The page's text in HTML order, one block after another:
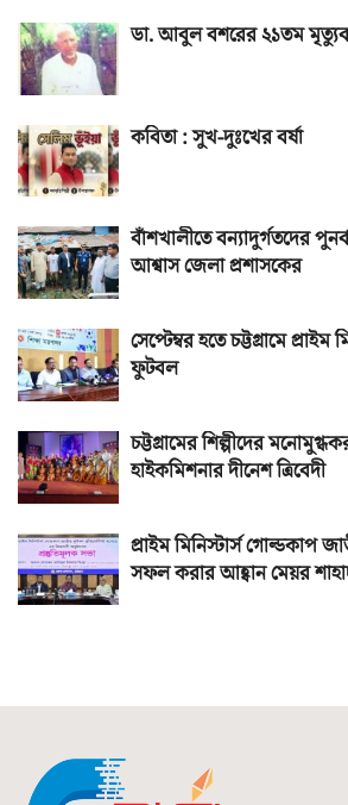
ডা. আবুল বশরের ২১তম
কবিতা : সুখ-দুঃখের বর্ষা
বাঁশখালীতে বন্যাদুর্গতদের
আশ্বাস জেলা প্রশাসকের
সেপ্টেম্বর হতে চট্টগ্রামে প্রাইম
ফুটবল
চট্টগ্রামের শিল্পীদের
হাইকমিশনার দীনেশ ত্রিবেদী
প্রাইম মিনিস্টার্স গোল্ডকাপ
সফল করার আহ্বান মেয়র